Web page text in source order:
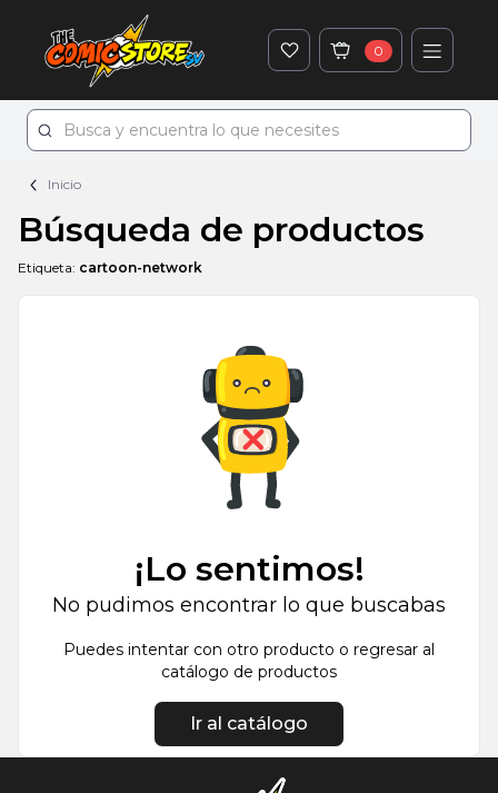
0
Inicio
Búsqueda de productos
Etiqueta: cartoon-network
¡Lo sentimos!
No pudimos encontrar lo que buscabas
Puedes intentar con otro producto o regresar al
catálogo de productos
Ir al catálogo